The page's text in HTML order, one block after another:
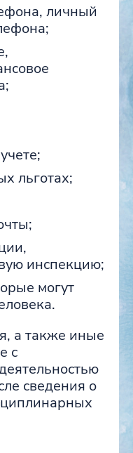
личный
льготах;
инспекцию;
могут
а также иные
с
сведения о